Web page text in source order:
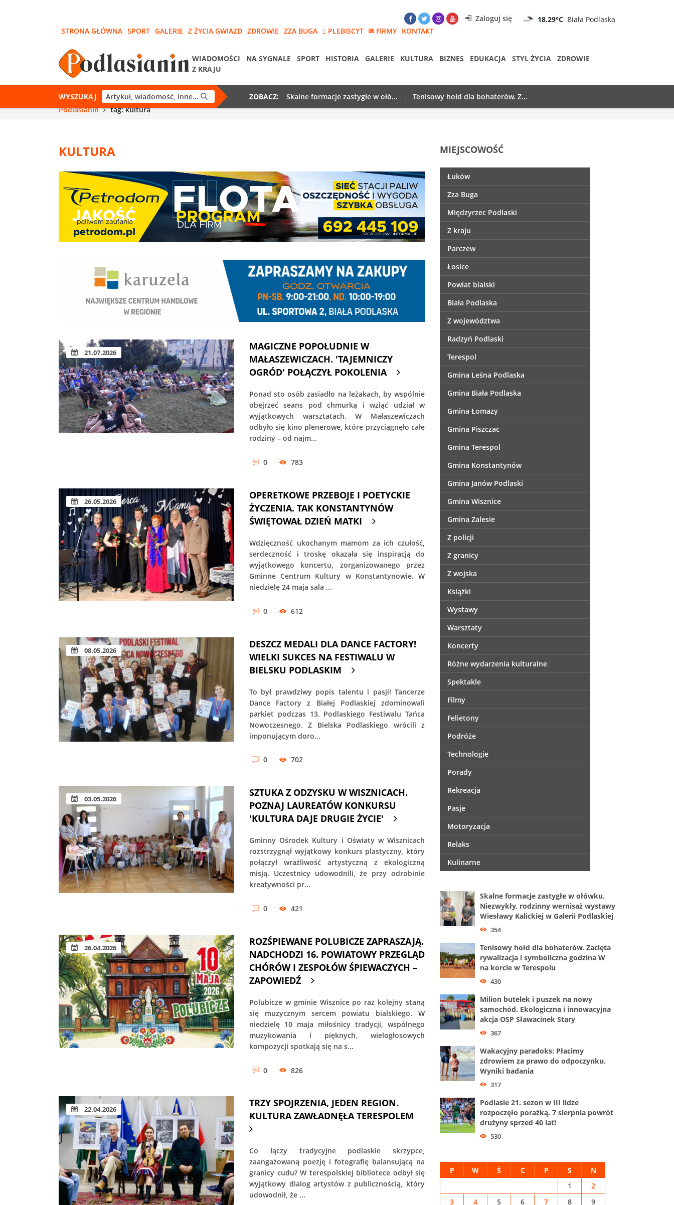
Zaloguj się 18.29°C Biała Podlaska
STRONA GŁÓWNA SPORT GALERIE Z ŻYCIA GWIAZD ZDROWIE ZZA BUGA PLEBISCYT FIRMY KONTAKT
WIADOMOŚCI NA SYGNALE SPORT HISTORIA GALERIE KULTURA BIZNES EDUKACJA STYL ŻYCIA
ZDROWIE
Z KRAJU
WYSZUKAJ ZOBACZ: Skalne formacje zastygłe w ołó...
Tenisowy hołd dla bohaterów. Z...
Podlasianin
tag: kultura
KULTURA
21.07.2026
MAGICZNE POPOŁUDNIE W
MAŁASZEWICZACH. 'TAJEMNICZY
OGRÓD' POŁĄCZYŁ POKOLENIA
Ponad sto osób zasiadło na leżakach, by wspólnie
obejrzeć seans pod chmurką i wziąć udział w
wyjątkowych warsztatach. W Małaszewiczach
odbyło się kino plenerowe, które przyciągnęło całe
rodziny – od najm...
0 783
26.05.2026
OPERETKOWE PRZEBOJE I POETYCKIE
ŻYCZENIA. TAK KONSTANTYNÓW
ŚWIĘTOWAŁ DZIEŃ MATKI
Wdzięczność ukochanym mamom za ich czułość,
serdeczność i troskę okazała się inspiracją do
wyjątkowego koncertu, zorganizowanego przez
Gminne Centrum Kultury w Konstantynowie. W
niedzielę 24 maja sala ...
0 612
08.05.2026
DESZCZ MEDALI DLA DANCE FACTORY!
WIELKI SUKCES NA FESTIWALU W
BIELSKU PODLASKIM
To był prawdziwy popis talentu i pasji! Tancerze
Dance Factory z Białej Podlaskiej zdominowali
parkiet podczas 13. Podlaskiego Festiwalu Tańca
Nowoczesnego. Z Bielska Podlaskiego wrócili z
imponującym doro...
0 702
03.05.2026
SZTUKA Z ODZYSKU W WISZNICACH.
POZNAJ LAUREATÓW KONKURSU
'KULTURA DAJE DRUGIE ŻYCIE'
Gminny Ośrodek Kultury i Oświaty w Wisznicach
rozstrzygnął wyjątkowy konkurs plastyczny, który
połączył wrażliwość artystyczną z ekologiczną
misją. Uczestnicy udowodnili, że przy odrobinie
kreatywności pr...
0 421
26.04.2026
ROZŚPIEWANE POLUBICZE ZAPRASZAJĄ.
NADCHODZI 16. POWIATOWY PRZEGLĄD
CHÓRÓW I ZESPOŁÓW ŚPIEWACZYCH –
ZAPOWIEDŹ
Polubicze w gminie Wisznice po raz kolejny staną
się muzycznym sercem powiatu bialskiego. W
niedzielę 10 maja miłośnicy tradycji, wspólnego
muzykowania i pięknych, wielogłosowych
kompozycji spotkają się na s...
0 826
22.04.2026
TRZY SPOJRZENIA, JEDEN REGION.
KULTURA ZAWŁADNĘŁA TERESPOLEM
Co łączy tradycyjne podlaskie skrzypce,
zaangażowaną poezję i fotografię balansującą na
granicy cudu? W terespolskiej bibliotece odbył się
wyjątkowy dialog artystów z publicznością, który
udowodnił, że ...
MIEJSCOWOŚĆ
Łuków
Zza Buga
Międzyrzec Podlaski
Z kraju
Parczew
Łosice
Powiat bialski
Biała Podlaska
Z województwa
Radzyń Podlaski
Terespol
Gmina Leśna Podlaska
Gmina Biała Podlaska
Gmina Łomazy
Gmina Piszczac
Gmina Terespol
Gmina Konstantynów
Gmina Janów Podlaski
Gmina Wisznice
Gmina Zalesie
Z policji
Z granicy
Z wojska
Książki
Wystawy
Warsztaty
Koncerty
Różne wydarzenia kulturalne
Spektakle
Filmy
Felietony
Podróże
Technologie
Porady
Rekreacja
Pasje
Motoryzacja
Relaks
Kulinarne
Skalne formacje zastygłe w ołówku.
Niezwykły, rodzinny wernisaż wystawy
Wiesławy Kalickiej w Galerii Podlaskiej
354
Tenisowy hołd dla bohaterów. Zacięta
rywalizacja i symboliczna godzina W
na korcie w Terespolu
430
Milion butelek i puszek na nowy
samochód. Ekologiczna i innowacyjna
akcja OSP Sławacinek Stary
367
Wakacyjny paradoks: Płacimy
zdrowiem za prawo do odpoczynku.
Wyniki badania
317
Podlasie 21. sezon w III lidze
rozpoczęło porażką. 7 sierpnia powrót
drużyny sprzed 40 lat!
530
P W Ś C P S N
1
2
3
4 5 6 7 8
9